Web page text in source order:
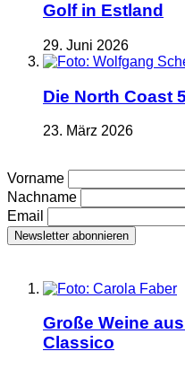
Golf in Estland
29. Juni 2026
Die North Coast
23. März 2026
Vorname
Nachname
Email
Große Weine
Classico